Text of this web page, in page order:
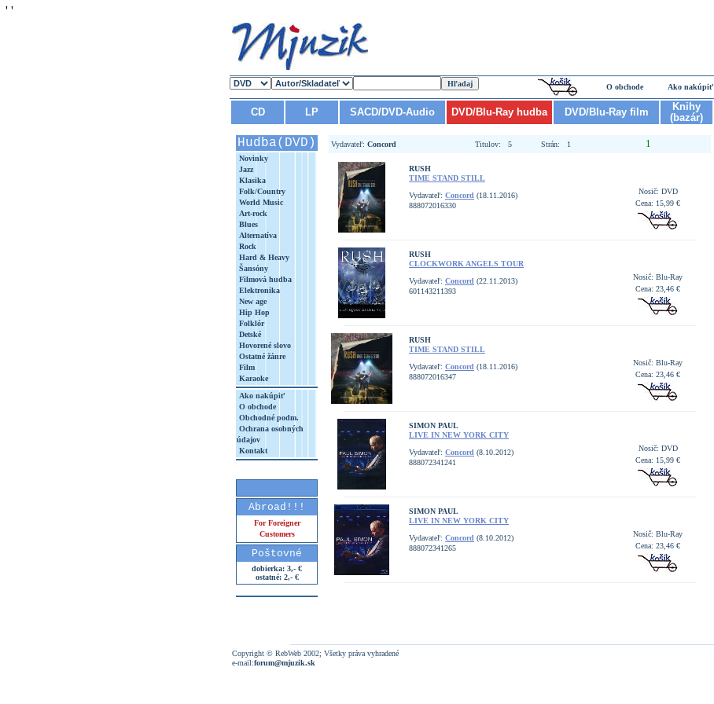
' '
O obchode Ako nakúpiť
CD LP SACD/DVD-Audio DVD/Blu-Ray hudba DVD/Blu-Ray film
Knihy
(bazár)
Hudba(DVD)
Novinky
Jazz
Klasika
Folk/Country
World Music
Art-rock
Blues
Alternatíva
Rock
Hard & Heavy
Šansóny
Filmová hudba
Elektronika
New age
Hip Hop
Folklór
Detské
Hovorené slovo
Ostatné žánre
Film
Karaoke
Ako nakúpiť
O obchode
Obchodné podm.
Ochrana osobných
údajov
Kontakt
Abroad!!!
For Foreigner
Customers
Poštovné
dobierka: 3,- €
ostatné: 2,- €
Vydavateľ: Concord Titulov: 5 Strán: 1 1
RUSH
TIME STAND STILL
Vydavateľ: Concord (18.11.2016)
888072016330
Nosič: DVD
Cena: 15,99 €
RUSH
CLOCKWORK ANGELS TOUR
Vydavateľ: Concord (22.11.2013)
601143211393
Nosič: Blu-Ray
Cena: 23,46 €
RUSH
TIME STAND STILL
Vydavateľ: Concord (18.11.2016)
888072016347
Nosič: Blu-Ray
Cena: 23,46 €
SIMON PAUL
LIVE IN NEW YORK CITY
Vydavateľ: Concord (8.10.2012)
888072341241
Nosič: DVD
Cena: 15,99 €
SIMON PAUL
LIVE IN NEW YORK CITY
Vydavateľ: Concord (8.10.2012)
888072341265
Nosič: Blu-Ray
Cena: 23,46 €
Copyright © RebWeb 2002; Všetky práva vyhradené
e-mail:forum@mjuzik.sk